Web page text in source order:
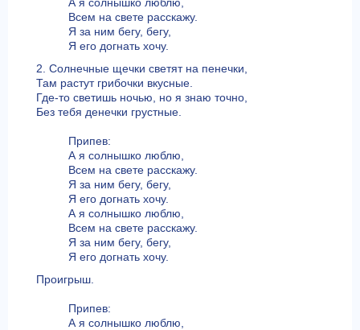
Всем на свете расскажу.
Я за ним бегу, бегу,
Я его догнать хочу.
2. Солнечные щечки светят на пенечки,
Там растут грибочки вкусные.
Где-то светишь ночью, но я знаю точно,
Без тебя денечки грустные.
Припев:
А я солнышко люблю,
Всем на свете расскажу.
Я за ним бегу, бегу,
Я его догнать хочу.
А я солнышко люблю,
Всем на свете расскажу.
Я за ним бегу, бегу,
Я его догнать хочу.
Проигрыш.
Припев:
А я солнышко люблю,